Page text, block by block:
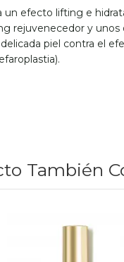
efecto lifting e
rejuvenecedor y
piel contra el
También